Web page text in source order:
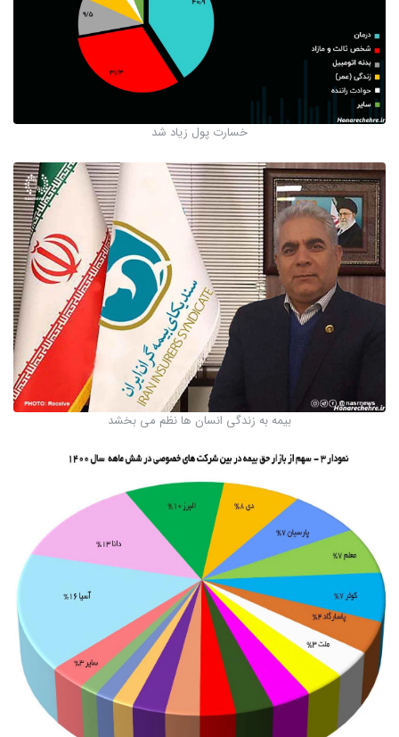
خسارت پول زیاد شد
بیمه به زندگی انسان ها نظم می بخشد